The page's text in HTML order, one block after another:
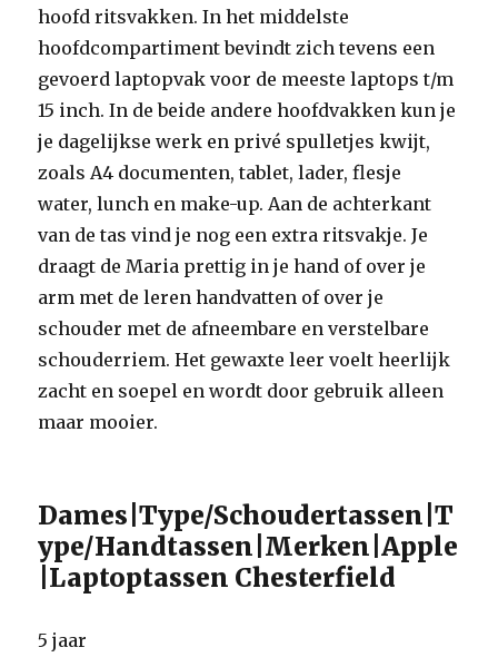
hoofd ritsvakken. In het middelste
hoofdcompartiment bevindt zich tevens een
gevoerd laptopvak voor de meeste laptops t/m
15 inch. In de beide andere hoofdvakken kun je
je dagelijkse werk en privé spulletjes kwijt,
zoals A4 documenten, tablet, lader, flesje
water, lunch en make-up. Aan de achterkant
van de tas vind je nog een extra ritsvakje. Je
draagt de Maria prettig in je hand of over je
arm met de leren handvatten of over je
schouder met de afneembare en verstelbare
schouderriem. Het gewaxte leer voelt heerlijk
zacht en soepel en wordt door gebruik alleen
maar mooier.
Dames|Type/Schoudertassen|T
ype/Handtassen|Merken|Apple
|Laptoptassen Chesterfield
5 jaar